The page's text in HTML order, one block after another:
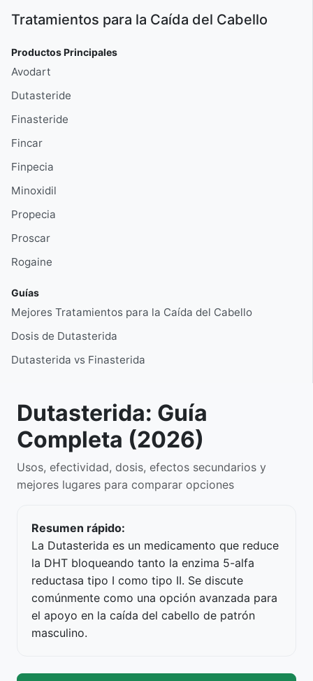
Tratamientos para la Caída del Cabello
Productos Principales
Avodart
Dutasteride
Finasteride
Fincar
Finpecia
Minoxidil
Propecia
Proscar
Rogaine
Guías
Mejores Tratamientos para la Caída del Cabello
Dosis de Dutasterida
Dutasterida vs Finasterida
Dutasterida: Guía
Completa (2026)
Usos, efectividad, dosis, efectos secundarios y
mejores lugares para comparar opciones
Resumen rápido:
La Dutasterida es un medicamento que reduce
la DHT bloqueando tanto la enzima 5-alfa
reductasa tipo I como tipo II. Se discute
comúnmente como una opción avanzada para
el apoyo en la caída del cabello de patrón
masculino.